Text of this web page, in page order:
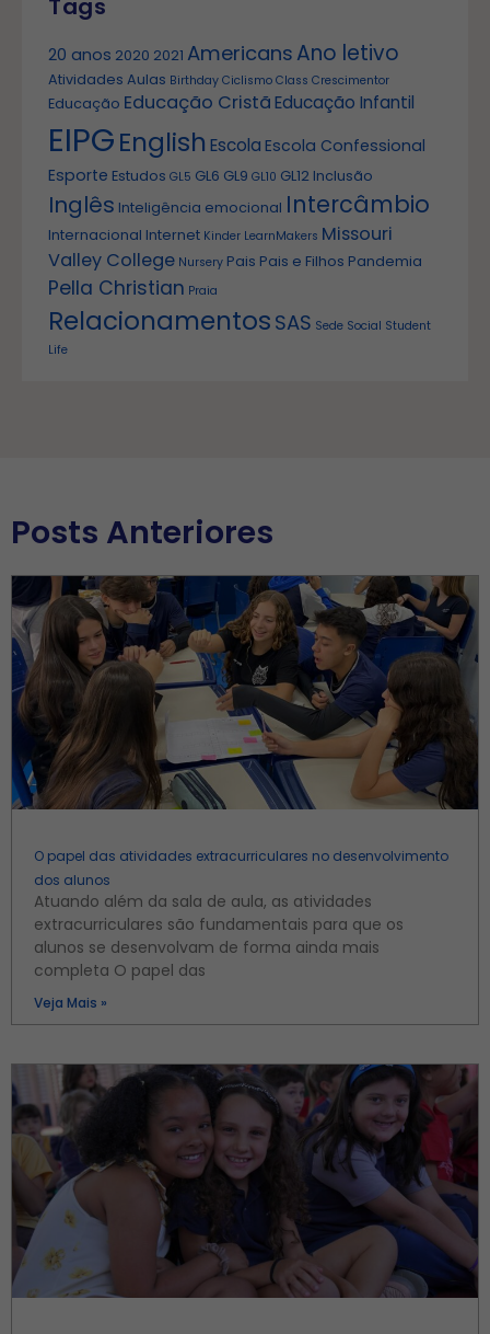
Tags
20 anos 2020 2021 Americans Ano letivo
Atividades Aulas Birthday Ciclismo Class Crescimentor
Educação Educação CristãEducação Infantil
EIPGEnglish Escola Escola Confessional
Esporte Estudos GL5 GL6 GL9 GL10 GL12 Inclusão
Inglês Inteligência emocional Intercâmbio
Internacional Internet Kinder LearnMakers Missouri
Valley College Nursery Pais Pais e Filhos Pandemia
Pella Christian Praia
Relacionamentos SAS Sede Social Student
Life
Posts Anteriores
O papel das atividades extracurriculares no desenvolvimento
dos alunos
Atuando além da sala de aula, as atividades
extracurriculares são fundamentais para que os
alunos se desenvolvam de forma ainda mais
completa O papel das
Veja Mais »